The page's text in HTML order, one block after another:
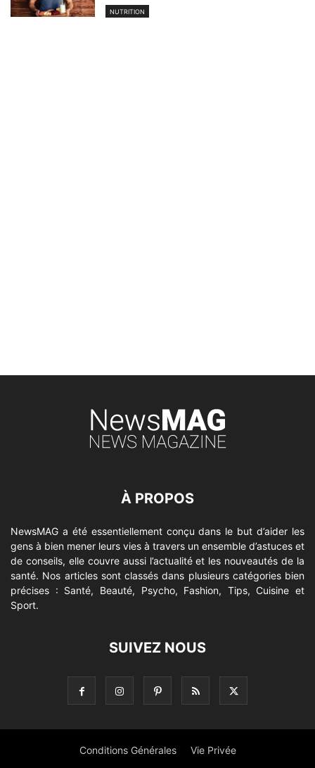
NUTRITION
À PROPOS
NewsMAG a été essentiellement conçu dans le but d’aider les
gens à bien mener leurs vies à travers un ensemble d’astuces et
de conseils, elle couvre aussi l’actualité et les nouveautés de la
santé. Nos articles sont classés dans plusieurs catégories bien
précises : Santé, Beauté, Psycho, Fashion, Tips, Cuisine et
Sport.
SUIVEZ NOUS
Conditions Générales Vie Privée